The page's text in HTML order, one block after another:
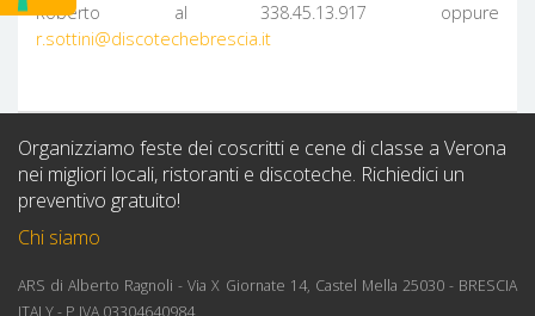
Roberto al 338.45.13.917 oppure
r.sottini@discotechebrescia.it
Organizziamo feste dei coscritti e cene di classe a Verona
nei migliori locali, ristoranti e discoteche. Richiedici un
preventivo gratuito!
Chi siamo
ARS di Alberto Ragnoli - Via X Giornate 14, Castel Mella 25030 - BRESCIA